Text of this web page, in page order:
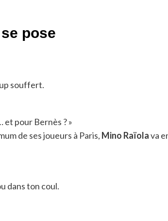
pose
souffert.
et pour Bernès ? »
de ses joueurs à Paris, Mino Raïolava
dans ton coul.